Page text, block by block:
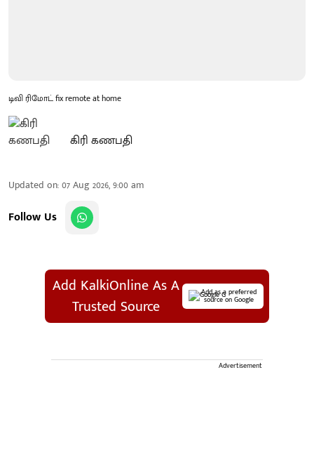
டிவி ரிமோட் fix remote at home
கிரி கணபதி
Updated on:07 Aug 2026, 9:00 am
Follow Us
Add KalkiOnline As A
Trusted Source
Add as a preferred
source on Google
Advertisement